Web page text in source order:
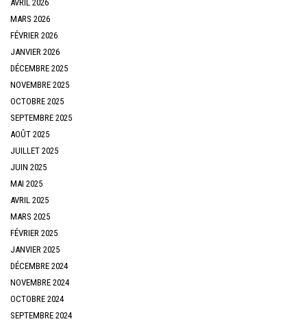
AVRIL 2026
MARS 2026
FÉVRIER 2026
JANVIER 2026
DÉCEMBRE 2025
NOVEMBRE 2025
OCTOBRE 2025
SEPTEMBRE 2025
AOÛT 2025
JUILLET 2025
JUIN 2025
MAI 2025
AVRIL 2025
MARS 2025
FÉVRIER 2025
JANVIER 2025
DÉCEMBRE 2024
NOVEMBRE 2024
OCTOBRE 2024
SEPTEMBRE 2024